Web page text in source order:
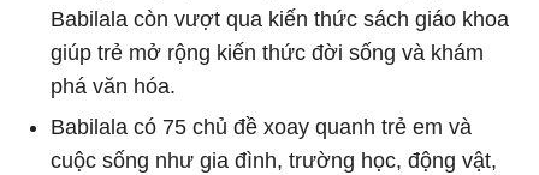
Babilala còn vượt qua kiến ​​thức sách giáo khoa
giúp trẻ mở rộng kiến ​​thức đời sống và khám
phá văn hóa.
Babilala có 75 chủ đề xoay quanh trẻ em và
cuộc sống như gia đình, trường học, động vật,